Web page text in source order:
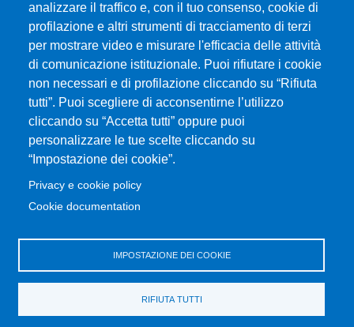
analizzare il traffico e, con il tuo consenso, cookie di
profilazione e altri strumenti di tracciamento di terzi
per mostrare video e misurare l'efficacia delle attività
di comunicazione istituzionale. Puoi rifiutare i cookie
non necessari e di profilazione cliccando su “Rifiuta
tutti”. Puoi scegliere di acconsentirne l’utilizzo
cliccando su “Accetta tutti” oppure puoi
personalizzare le tue scelte cliccando su
“Impostazione dei cookie”.
Privacy e cookie policy
Cookie documentation
IMPOSTAZIONE DEI COOKIE
RIFIUTA TUTTI
MENÙ FOOTER 1
Accessibility statement
Privacy and cookie policy
Modulistica
Prenotazione Aule e Laboratori Didattici
Dove ci trovi
Home Dipartimento
Orientamento
MENÙ FOOTER 2
Transparent administration
Consultazioni con le organizzazioni rappresentative
Valutazione della Didattica